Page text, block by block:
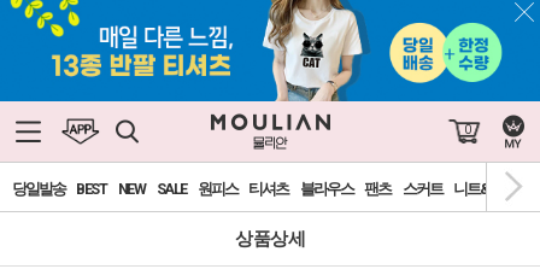
0
당일발송 BEST NEW SALE 원피스 티셔츠 블라우스 팬츠 스커트 니트&가디건
상품상세